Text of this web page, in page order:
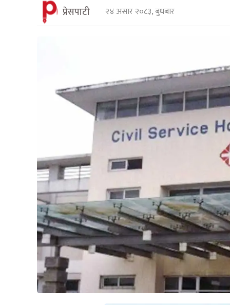
प्रेसपाटी २४ असार २०८३, बुधबार